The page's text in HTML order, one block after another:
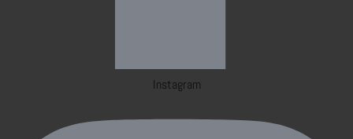
Instagram